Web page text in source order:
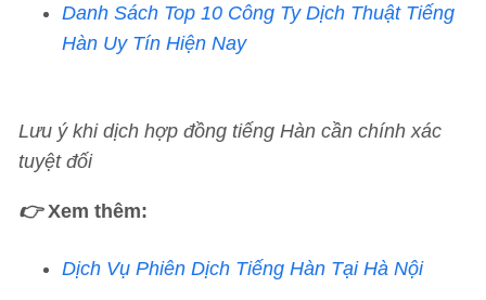
Danh Sách Top 10 Công Ty Dịch Thuật Tiếng
Hàn Uy Tín Hiện Nay
Lưu ý khi dịch hợp đồng tiếng Hàn cần chính xác
tuyệt đối
👉Xem thêm:
Dịch Vụ Phiên Dịch Tiếng Hàn Tại Hà Nội